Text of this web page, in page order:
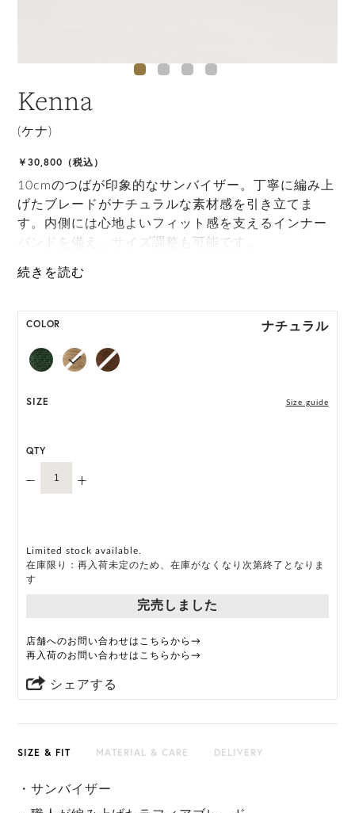
Kenna
(ケナ)
￥30,800（税込）
10cmのつばが印象的なサンバイザー。丁寧に編み上
げたブレードがナチュラルな素材感を引き立てま
す。内側には心地よいフィット感を支えるインナー
バンドを備え、サイズ調整も可能です。
ONE SIZE展開の商品:ONE SIZE 57.5cm
には個体差がございます。
COLOR ナチュラル
SIZE Size guide
QTY
Limited stock available.
在庫限り：再入荷未定のため、在庫がなくなり次第終了となりま
す
完売しました
店舗へのお問い合わせはこちらから→
再入荷のお問い合わせはこちらから→
シェアする
SIZE & FIT MATERIAL & CARE DELIVERY
・サンバイザー